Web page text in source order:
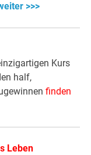
>>>
Kurs
half,
finden
Leben